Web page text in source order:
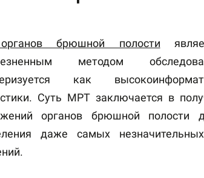
брюшной полости
методом
как
Суть МРТ заключается в
органов брюшной полости
даже самых незначительных